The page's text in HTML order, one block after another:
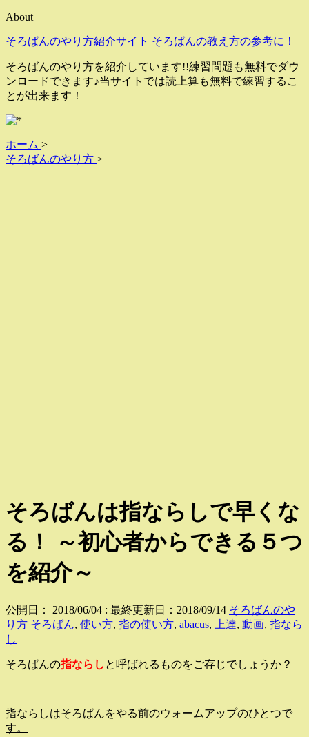
About
そろばんのやり方紹介サイト そろばんの教え方の参考に！
そろばんのやり方を紹介しています!!練習問題も無料でダウ
ンロードできます♪当サイトでは読上算も無料で練習するこ
とが出来ます！
ホーム >
そろばんのやり方 >
そろばんは指ならしで早くな
る！ ～初心者からできる５つ
を紹介～
公開日： 2018/06/04 : 最終更新日：2018/09/14 そろばんのや
り方 そろばん, 使い方, 指の使い方, abacus, 上達, 動画, 指なら
し
そろばんの指ならし と呼ばれるものをご存じでしょうか？
指ならしはそろばんをやる前のウォームアップのひとつで
す。